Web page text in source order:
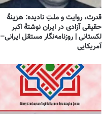
قدرت، روایت و ملتِ نادیده: هزینهٔ
حقیقی آزادی در ایران نوشتهٔ اکبر
لکستانی | روزنامه‌نگار مستقل ایرانی–
آمریکایی